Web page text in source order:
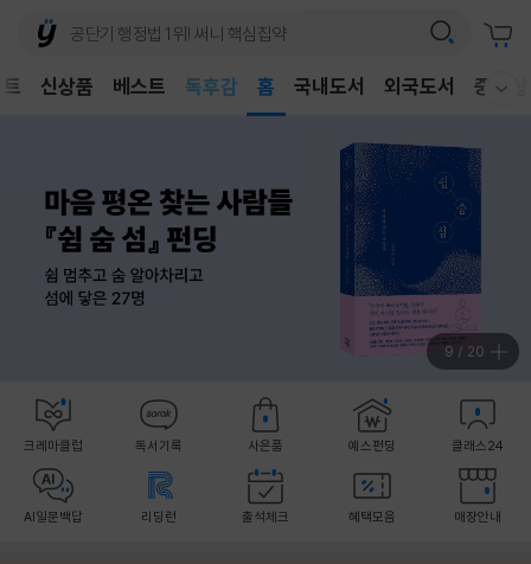
신상품 베스트
독후감
홈 국내도서 외국도서 중고샵
10 / 20
크레마클럽 독서기록 사은품 예스펀딩 클래스24
AI일문백답 리딩런 출석체크 혜택모음 매장안내